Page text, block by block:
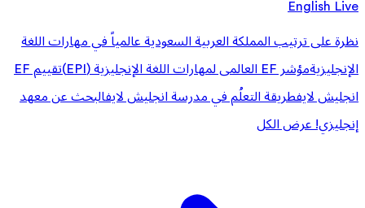
English Live
نظرة على ترتيب المملكة العربية السعودية عالمياً في مهارات اللغة
الإنجليزيةمؤشر EF العالمى لمهارات اللغة الإنجليزية (EPI)
تقييم EF
انجليش لايفطريقة التعلُم في مدرسة انجليش لايفالبحث عن معهد
إنجليزي! عرض الكل